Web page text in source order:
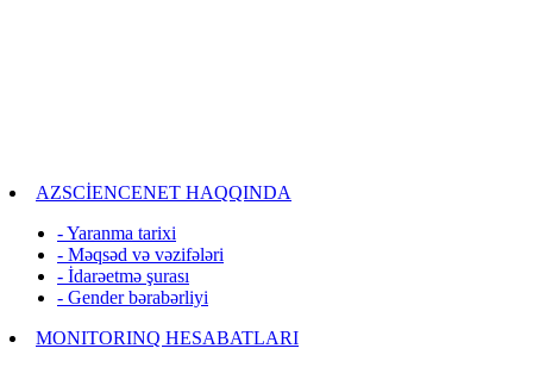
AZSCİENCENET HAQQINDA
- Yaranma tarixi
- Məqsəd və vəzifələri
- İdarəetmə şurası
- Gender bərabərliyi
MONITORINQ HESABATLARI